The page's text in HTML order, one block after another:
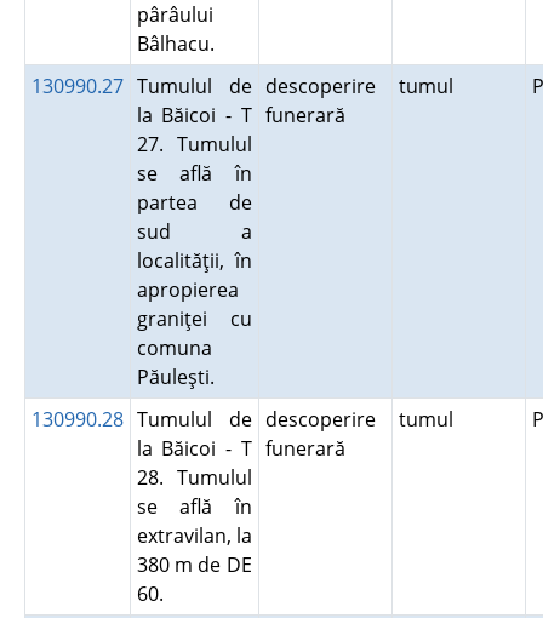
pârâului
Bâlhacu.
130990.27 Tumulul de
la Băicoi - T
27. Tumulul
se află în
partea de
sud a
localităţii, în
apropierea
graniţei cu
comuna
Păuleşti.
descoperire
funerară
tumul
130990.28 Tumulul de
la Băicoi - T
28. Tumulul
se află în
extravilan, la
380 m de DE
60.
descoperire
funerară
tumul